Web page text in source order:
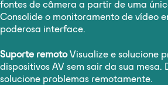
fontes de câmera a partir de uma
Consolide o monitoramento de vídeo
poderosa interface.
Suporte remotoVisualize e solucione
dispositivos AV sem sair da sua mesa.
solucione problemas remotamente.